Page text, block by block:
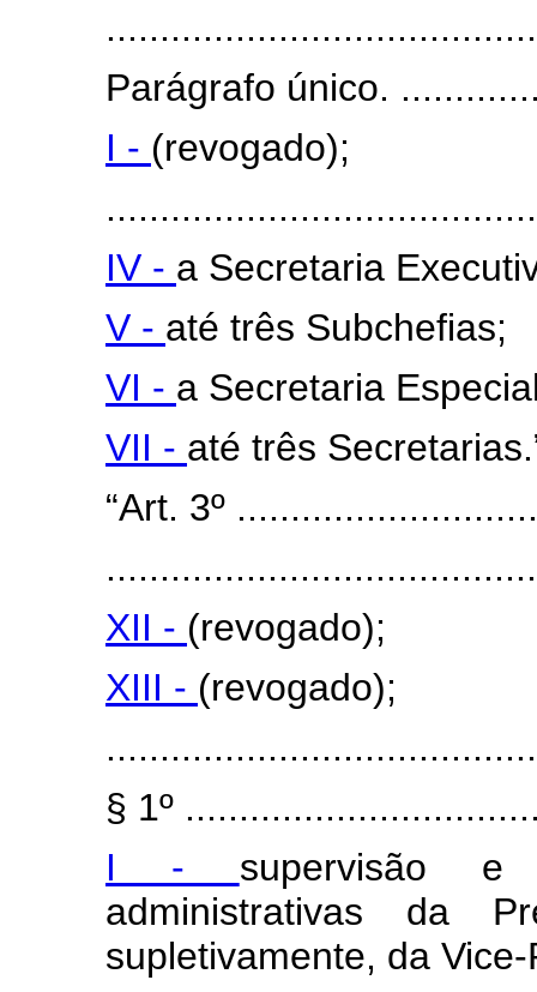
Parágrafo único.
I - (revogado);
IV - a Secretaria
V - até três Subchefias;
VI - a Secretaria
VII - até três
“Art. 3º
XII - (revogado);
XIII - (revogado);
§ 1º
I - supervisão e
administrativas da
supletivamente, da